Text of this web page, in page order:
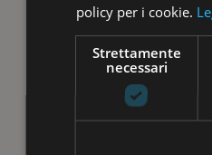
policy per i cookie.
Strettamente
necessari